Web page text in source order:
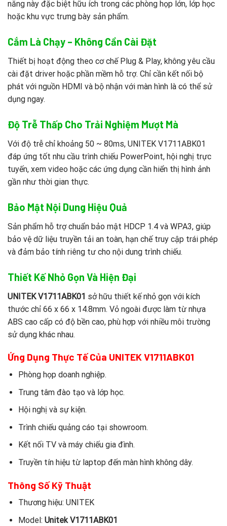
năng này đặc biệt hữu ích trong các phòng họp lớn, lớp học
hoặc khu vực trưng bày sản phẩm.
Cắm Là Chạy – Không Cần Cài Đặt
Thiết bị hoạt động theo cơ chế Plug & Play, không yêu cầu
cài đặt driver hoặc phần mềm hỗ trợ. Chỉ cần kết nối bộ
phát với nguồn HDMI và bộ nhận với màn hình là có thể sử
dụng ngay.
Độ Trễ Thấp Cho Trải Nghiệm Mượt Mà
Với độ trễ chỉ khoảng 50 ~ 80ms, UNITEK V1711ABK01
đáp ứng tốt nhu cầu trình chiếu PowerPoint, hội nghị trực
tuyến, xem video hoặc các ứng dụng cần hiển thị hình ảnh
gần như thời gian thực.
Bảo Mật Nội Dung Hiệu Quả
Sản phẩm hỗ trợ chuẩn bảo mật HDCP 1.4 và WPA3, giúp
bảo vệ dữ liệu truyền tải an toàn, hạn chế truy cập trái phép
và đảm bảo tính riêng tư cho nội dung trình chiếu.
Thiết Kế Nhỏ Gọn Và Hiện Đại
UNITEK V1711ABK01 sở hữu thiết kế nhỏ gọn với kích
thước chỉ 66 x 66 x 14.8mm. Vỏ ngoài được làm từ nhựa
ABS cao cấp có độ bền cao, phù hợp với nhiều môi trường
sử dụng khác nhau.
Ứng Dụng Thực Tế Của UNITEK V1711ABK01
Phòng họp doanh nghiệp.
Trung tâm đào tạo và lớp học.
Hội nghị và sự kiện.
Trình chiếu quảng cáo tại showroom.
Kết nối TV và máy chiếu gia đình.
Truyền tín hiệu từ laptop đến màn hình không dây.
Thông Số Kỹ Thuật
Thương hiệu: UNITEK
Model: Unitek V1711ABK01